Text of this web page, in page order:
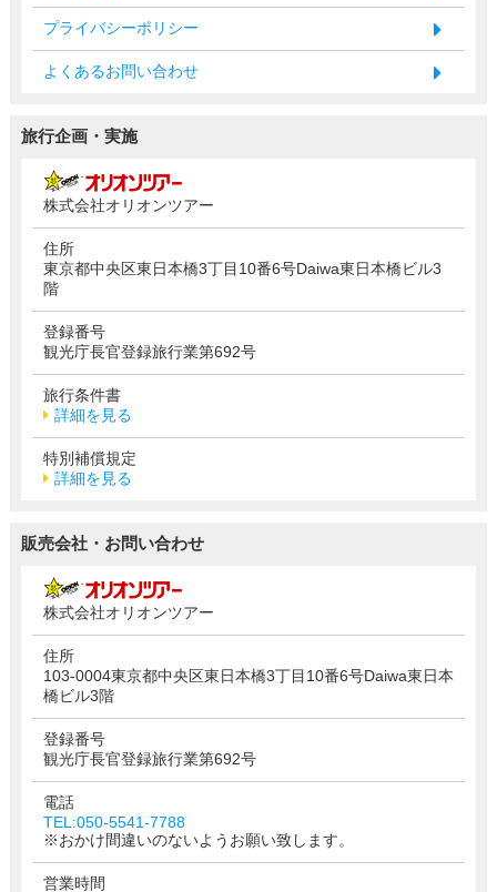
プライバシーポリシー
よくあるお問い合わせ
旅行企画・実施
株式会社オリオンツアー
住所
東京都中央区東日本橋3丁目10番6号Daiwa東日本橋ビル3
階
登録番号
観光庁長官登録旅行業第692号
旅行条件書
詳細を見る
特別補償規定
詳細を見る
販売会社・お問い合わせ
株式会社オリオンツアー
住所
103-0004東京都中央区東日本橋3丁目10番6号Daiwa東日本
橋ビル3階
登録番号
観光庁長官登録旅行業第692号
電話
TEL:050-5541-7788
※おかけ間違いのないようお願い致します。
営業時間